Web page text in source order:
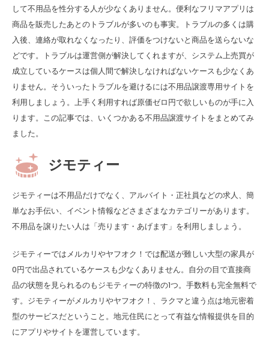
して不用品を性分する人が少なくありません。便利なフリマアプリは
商品を販売したあとのトラブルが多いのも事実。トラブルの多くは購
入後、連絡が取れなくなったり、評価をつけないと商品を送らないな
どです。トラブルは運営側が解決してくれますが、システム上売買が
成立しているケースは個人間で解決しなければないケースも少なくあ
りません。そういったトラブルを避けるには不用品譲渡専用サイトを
利用しましょう。上手く利用すれば原価ゼロ円で欲しいものが手に入
ります。この記事では、いくつかある不用品譲渡サイトをまとめてみ
ました。
ジモティー
ジモティーは不用品だけでなく、アルバイト・正社員などの求人、簡
単なお手伝い、イベント情報などさまざまなカテゴリーがあります。
不用品を譲りたい人は「売ります・あげます」を利用しましょう。
ジモティーではメルカリやヤフオク！では配送が難しい大型の家具が
0円で出品されているケースも少なくありません。自分の目で直接商
品の状態を見られるのもジモティーの特徴の1つ。手数料も完全無料で
す。ジモティーがメルカリやヤフオク！、ラクマと違う点は地元密着
型のサービスだということ。地元住民にとって有益な情報提供を目的
にアプリやサイトを運営しています。